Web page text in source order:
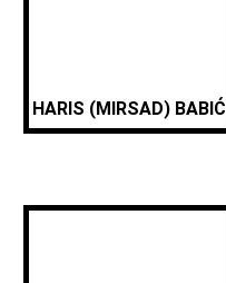
HARIS (MIRSAD) BABIĆ